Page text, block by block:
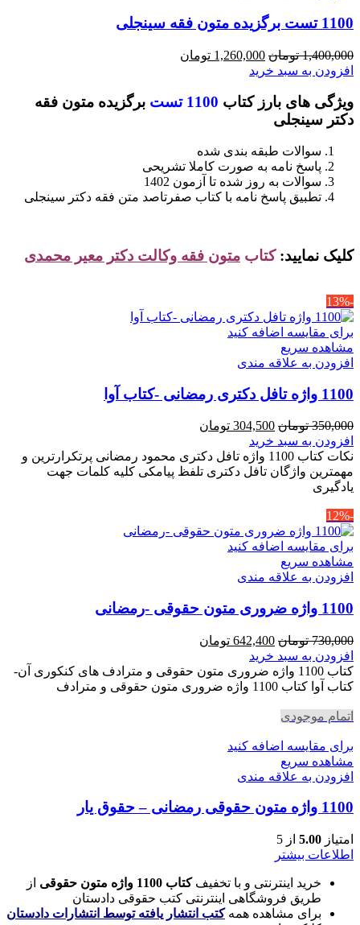
1100 تست برگزیده متون فقه سینجلی
1,400,000 تومان قیمت
اصلی
بود.
1,260,000 تومان
است.
افزودن به سبد خرید
ویژگی های بارز کتاب 1100 تست
برگزیده متون فقه
دکتر سینجلی
سوالات طبقه بندی شده
پاسخ نامه به صورت کاملا تشریحی
سوالات به روز شده تا آزمون 1402
تطبیق پاسخ نامه با کتاب صفرتاصد متن فقه دکتر سینجلی
کلیک نمایید: کتاب متون فقه وکالت دکتر معیر محمدی
-13%
برای مقایسه اضافه کنید
مشاهده سریع
افزودن به علاقه مندی
1100 واژه تافل دکتری رمضانی -کتاب آوا
350,000 تومان قیمت
اصلی
350,000 تومان
بود.
304,500 تومان
304,500 تومان
است.
افزودن به سبد خرید
نکات کتاب 1100 واژه تافل دکتری محمود رمضانی پرتکرارترین و
مهمترین واژگان تافل دکتری تلفظ پیامکی کلیه کلمات جهت
یادگیری
-12%
برای مقایسه اضافه کنید
مشاهده سریع
افزودن به علاقه مندی
1100 واژه ضروری متون حقوقی -رمضانی
730,000 تومان قیمت
اصلی
730,000 تومان
بود.
642,400 تومان
642,400 تومان
است.
افزودن به سبد خرید
کتاب 1100 واژه ضروری متون حقوقی و مترادف های کنکوری آن-
کتاب آوا کتاب 1100 واژه ضروری متون حقوقی و مترادف
اتمام موجودی
برای مقایسه اضافه کنید
مشاهده سریع
افزودن به علاقه مندی
1100 واژه متون حقوقی رمضانی – حقوق یار
امتیاز 5.00 از 5
اطلاعات بیشتر
خرید اینترنتی و با تخفیفکتاب 1100 واژه متون حقوقی
از
طریق فروشگاهی اینترنتی کتب حقوقی دادستان
برای مشاهده همهکتب انتشار یافته توسط انتشارات دادستان